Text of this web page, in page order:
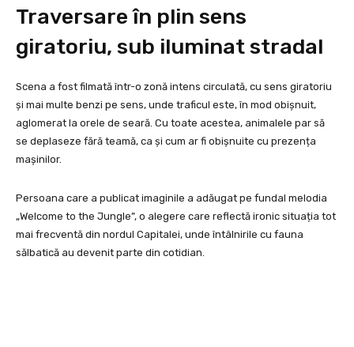
Traversare în plin sens
giratoriu, sub iluminat stradal
Scena a fost filmată într-o zonă intens circulată, cu sens giratoriu
și mai multe benzi pe sens, unde traficul este, în mod obișnuit,
aglomerat la orele de seară. Cu toate acestea, animalele par să
se deplaseze fără teamă, ca și cum ar fi obișnuite cu prezența
mașinilor.
Persoana care a publicat imaginile a adăugat pe fundal melodia
„Welcome to the Jungle”, o alegere care reflectă ironic situația tot
mai frecventă din nordul Capitalei, unde întâlnirile cu fauna
sălbatică au devenit parte din cotidian.